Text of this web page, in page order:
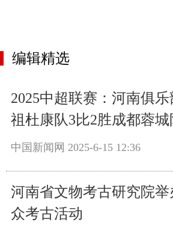
编辑精选
2025中超联赛：河南俱乐
祖杜康队3比2胜成都蓉城
中国新闻网 2025-6-15 12:36
河南省文物考古研究院举
众考古活动